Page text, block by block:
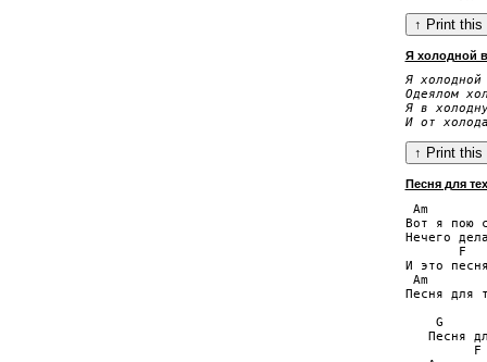
Я холодной
Я холодной
Одеялом
Я в
И от
Песня для
Am
Вот я пою
Нечего
       F
И это
Am
Песня для
    G
Песня
F